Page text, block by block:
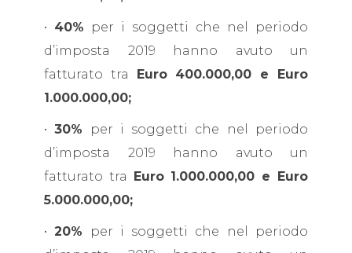
• 40% per i soggetti che nel periodo
d’imposta 2019 hanno avuto un
fatturato tra Euro 400.000,00 e Euro
1.000.000,00;
•30% per i soggetti che nel periodo
d’imposta 2019 hanno avuto un
fatturato tra Euro 1.000.000,00 e Euro
5.000.000,00;
•20% per i soggetti che nel periodo